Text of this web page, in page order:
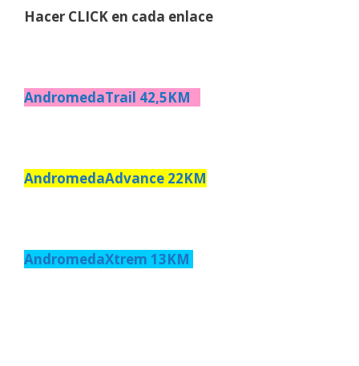
Hacer CLICK en cada enlace
AndromedaTrail 42,5KM
AndromedaAdvance 22KM
AndromedaXtrem 13KM